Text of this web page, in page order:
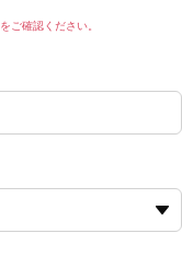
をご確認ください。